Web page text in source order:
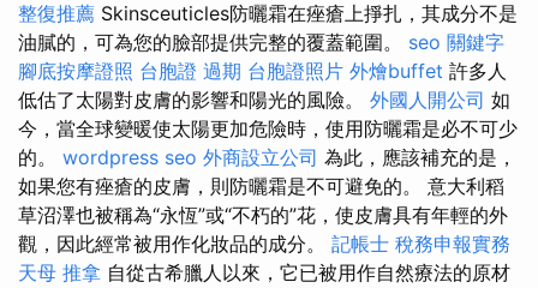
整復推薦 Skinsceuticles防曬霜在痤瘡上掙扎，其成分不是
油膩的，可為您的臉部提供完整的覆蓋範圍。 seo 關鍵字
腳底按摩證照 台胞證 過期 台胞證照片 外燴buffet 許多人
低估了太陽對皮膚的影響和陽光的風險。 外國人開公司 如
今，當全球變暖使太陽更加危險時，使用防曬霜是必不可少
的。 wordpress seo 外商設立公司 為此，應該補充的是，
如果您有痤瘡的皮膚，則防曬霜是不可避免的。 意大利稻
草沼澤也被稱為“永恆”或“不朽的”花，使皮膚具有年輕的外
觀，因此經常被用作化妝品的成分。 記帳士 稅務申報實務
天母 推拿 自從古希臘人以來，它已被用作自然療法的原材